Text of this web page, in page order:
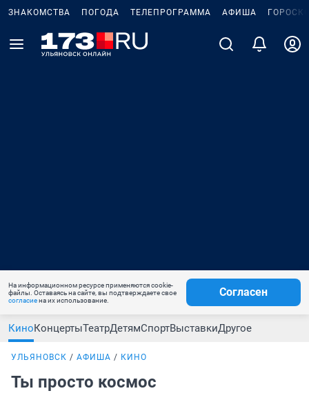
ЗНАКОМСТВА ПОГОДА ТЕЛЕПРОГРАММА АФИША
На информационном ресурсе применяются cookie-
файлы. Оставаясь на сайте, вы подтверждаете свое
согласиена их использование.
Согласен
КиноКонцертыТеатрДетямСпортВыставкиДругое
УЛЬЯНОВСК АФИША КИНО
Ты просто космос